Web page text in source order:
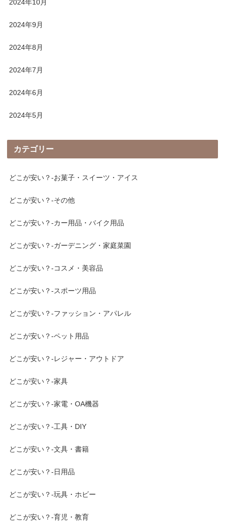
2024年10月
2024年9月
2024年8月
2024年7月
2024年6月
2024年5月
カテゴリー
どこが安い？-お菓子・スイーツ・アイス
どこが安い？-その他
どこが安い？-カー用品・バイク用品
どこが安い？-ガーデニング・家庭菜園
どこが安い？-コスメ・美容品
どこが安い？-スポーツ用品
どこが安い？-ファッション・アパレル
どこが安い？-ペット用品
どこが安い？-レジャー・アウトドア
どこが安い？-家具
どこが安い？-家電・OA機器
どこが安い？-工具・DIY
どこが安い？-文具・書籍
どこが安い？-日用品
どこが安い？-玩具・ホビー
どこが安い？-育児・教育